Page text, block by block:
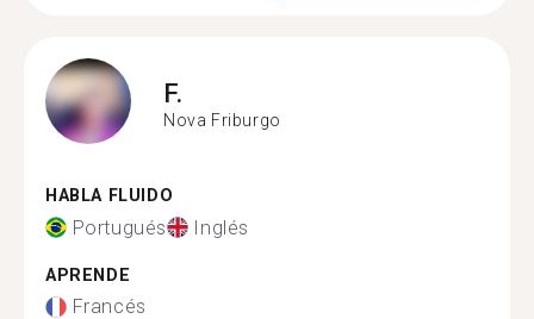
F.
Nova Friburgo
HABLA FLUIDO
Portugués Inglés
APRENDE
Francés